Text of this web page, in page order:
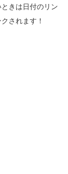
きは日付のリン
されます！